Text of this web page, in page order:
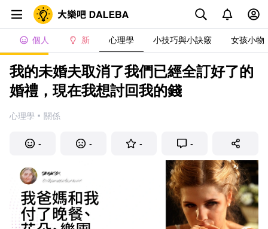
個人 新 心理學 小技巧與小訣竅 女孩小物
我的未婚夫取消了我們已經全訂好了的
婚禮，現在我想討回我的錢
心理學 · 關係
- - - -